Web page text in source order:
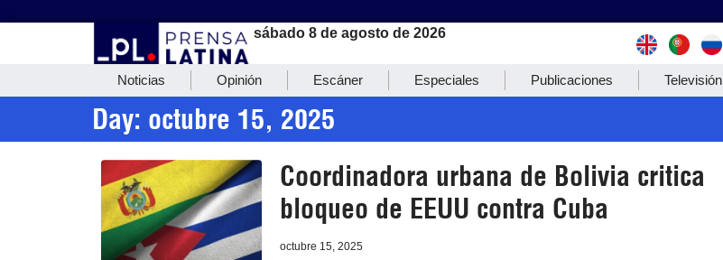
sábado 8 de agosto de 2026
Noticias Opinión Escáner Especiales Publicaciones Televisión
Day: octubre 15, 2025
Coordinadora urbana de Bolivia critica
bloqueo de EEUU contra Cuba
octubre 15, 2025